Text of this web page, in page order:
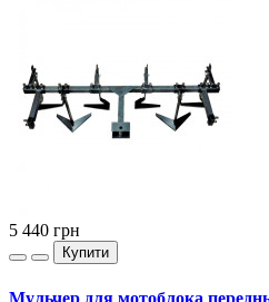
5 440 грн
Купити
Мульчер для мотоблока